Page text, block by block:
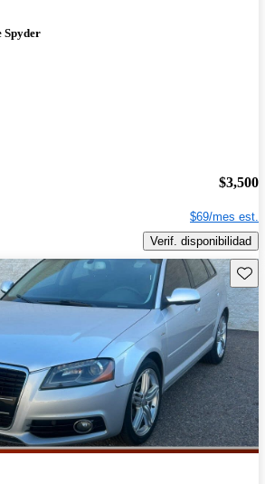
Spyder
$3,500
$69/mes est.
Verif. disponibilidad